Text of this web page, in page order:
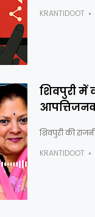
KRANTIDOOT
शिवपुरी में
शिवपुरी की
KRANTIDOOT